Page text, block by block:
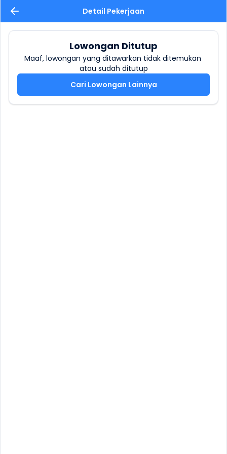
Detail Pekerjaan
Lowongan Ditutup
Maaf, lowongan yang ditawarkan tidak ditemukan
atau sudah ditutup
Cari Lowongan Lainnya